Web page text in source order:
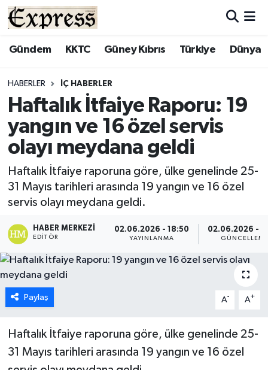
Gündem KKTC Güney Kıbrıs Türkiye Dünya
HABERLER İÇ HABERLER
Haftalık İtfaiye Raporu: 19
yangın ve 16 özel servis
olayı meydana geldi
Haftalık İtfaiye raporuna göre, ülke genelinde 25-
31 Mayıs tarihleri arasında 19 yangın ve 16 özel
servis olayı meydana geldi.
HABER MERKEZI
EDITÖR
02.06.2026 - 18:50
YAYINLANMA
02.06.2026 -
Paylaş A- A+
Haftalık İtfaiye raporuna göre, ülke genelinde 25-
31 Mayıs tarihleri arasında 19 yangın ve 16 özel
ALAYKÖY
BİLİM
ÇATALKÖY
DÜNYA
EĞİTİM
EKONOMİ
ENGLISH
ESENTEPE
GİRNE
Hava Durumu
Süper Lig Puan Durumu ve Fikstür
Tüm Manşetler
Son Dakika Haberleri
Haber Arşivi